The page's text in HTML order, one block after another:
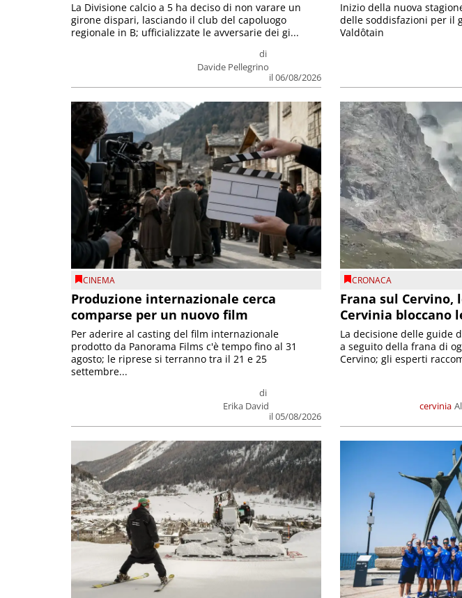
di
Davide Pellegrino
il 06/08/2026
La Divisione calcio a 5 ha deciso di non varare un
girone dispari, lasciando il club del capoluogo
regionale in B; ufficializzate le avversarie dei gi...
Inizio della nuova
delle soddisfazioni per il
Valdôtain
CINEMA
Produzione internazionale cerca
comparse per un nuovo film
di
Erika David
il 05/08/2026
Per aderire al casting del film internazionale
prodotto da Panorama Films c'è tempo fino al 31
agosto; le riprese si terranno tra il 21 e 25
settembre...
CRONACA
Frana sul Cervino,
Cervinia bloccano
cervinia
La decisione delle guide
a seguito della frana di
Cervino; gli esperti